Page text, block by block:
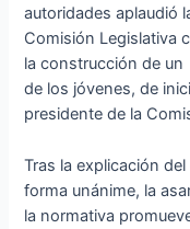
autoridades aplaudió
Comisión Legislativa
la construcción de
de los jóvenes, de
presidente de la
Tras la explicación
forma unánime, la
la normativa